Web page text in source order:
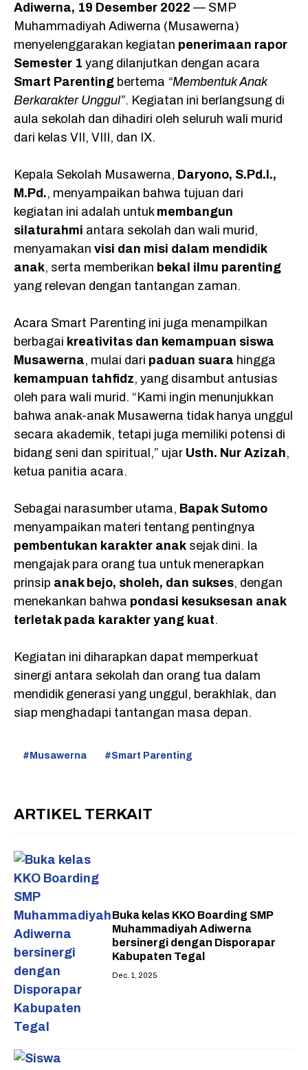
c
e
b
o
o
k
a
t
s
A
p
p
e
g
r
a
m
t
Adiwerna, 19 Desember 2022 — SMP
Muhammadiyah Adiwerna (Musawerna)
menyelenggarakan kegiatan penerimaan rapor
Semester 1 yang dilanjutkan dengan acara
Smart Parenting bertema “Membentuk Anak
Berkarakter Unggul”. Kegiatan ini berlangsung di
aula sekolah dan dihadiri oleh seluruh wali murid
dari kelas VII, VIII, dan IX.
Kepala Sekolah Musawerna, Daryono, S.Pd.I.,
M.Pd., menyampaikan bahwa tujuan dari
kegiatan ini adalah untuk membangun
silaturahmi antara sekolah dan wali murid,
menyamakan visi dan misi dalam mendidik
anak, serta memberikan bekal ilmu parenting
yang relevan dengan tantangan zaman.
Acara Smart Parenting ini juga menampilkan
berbagai kreativitas dan kemampuan siswa
Musawerna, mulai dari paduan suara hingga
kemampuan tahfidz, yang disambut antusias
oleh para wali murid. “Kami ingin menunjukkan
bahwa anak-anak Musawerna tidak hanya unggul
secara akademik, tetapi juga memiliki potensi di
bidang seni dan spiritual,” ujar Usth. Nur Azizah,
ketua panitia acara.
Sebagai narasumber utama, Bapak Sutomo
menyampaikan materi tentang pentingnya
pembentukan karakter anak sejak dini. Ia
mengajak para orang tua untuk menerapkan
prinsip anak bejo, sholeh, dan sukses, dengan
menekankan bahwa pondasi kesuksesan anak
terletak pada karakter yang kuat.
Kegiatan ini diharapkan dapat memperkuat
sinergi antara sekolah dan orang tua dalam
mendidik generasi yang unggul, berakhlak, dan
siap menghadapi tantangan masa depan.
Musawerna Smart Parenting
ARTIKEL TERKAIT
Buka kelas KKO Boarding SMP
Muhammadiyah Adiwerna
bersinergi dengan Disporapar
Kabupaten Tegal
Dec. 1, 2025